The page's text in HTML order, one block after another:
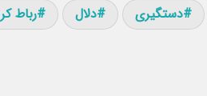
دستگیری دلال رباط